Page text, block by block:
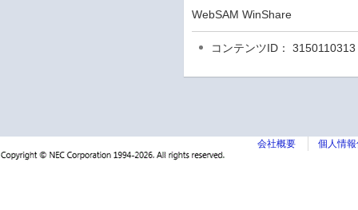
WebSAM WinShare
コンテンツID： 3150110313
会社概要 個人情